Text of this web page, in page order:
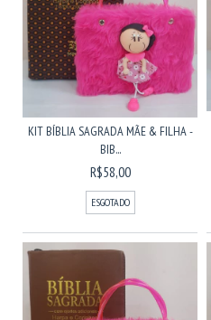
KIT BÍBLIA SAGRADA MÃE & FILHA -
BIB...
R$58,00
ESGOTADO